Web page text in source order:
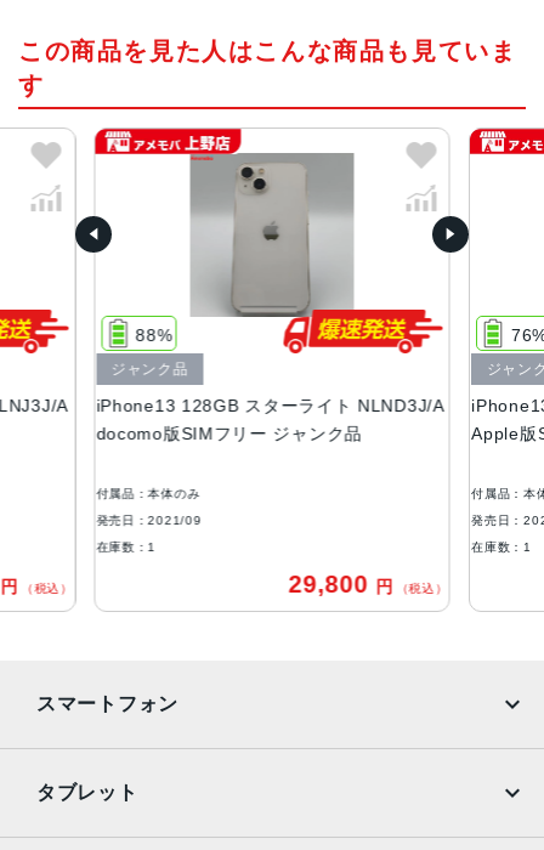
A15 Bionicチップ2つの高性能コアと4つの高効率コアを搭
載した新しい6コアCPU新しい4コアGPU新しい16コアNeu
ral Engine
カラー
(PRODUCT)RED 、スターライト、ミッドナイト、ブル
ー、ピンク、グリーン
128GB、256GB、512GB
サイズ・重さ
146.7×71.5×7.65mm ・173g
液晶
EC規格60529にもとづくIP68等級（最大水深6メートルで
最大30分間）
ームアウト最大5倍のデジタルズーム
生体認証
この商品を見た人はこんな商品も見ていま
す
A
円 （税込）
iPhone13 128GB スターライト NLND3J/A
docomo版SIMフリー ジャンク品
88%
ジャンク品
付属品：本体のみ
発売日：2021/09
在庫数：1
29,800 円 （税込）
Apple版
ジャン
付属品：本
発売日：
在庫数：1
スマートフォン
タブレット